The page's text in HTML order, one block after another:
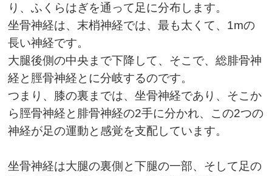
り、ふくらはぎを通って足に分布します。
坐骨神経は、末梢神経では、最も太くて、 1mの
長い神経です。
大腿後側の中央まで下降して、そこで、総腓骨神
経と脛骨神経とに分岐するのです。
つまり、膝の裏までは、坐骨神経であり、そこか
ら脛骨神経と腓骨神経の2手に分かれ、この2つの
神経が足の運動と感覚を支配しています。
坐骨神経は大腿の裏側と下腿の一部、そして足の